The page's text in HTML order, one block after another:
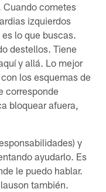
Cuando cometes
izquierdos
lo que buscas.
destellos. Tiene
y allá. Lo mejor
los esquemas de
corresponde
bloquear afuera,
y
ayudarlo. Es
le puedo hablar.
también.